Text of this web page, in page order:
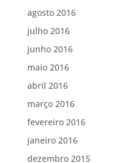
agosto 2016
julho 2016
junho 2016
maio 2016
abril 2016
março 2016
fevereiro 2016
janeiro 2016
dezembro 2015